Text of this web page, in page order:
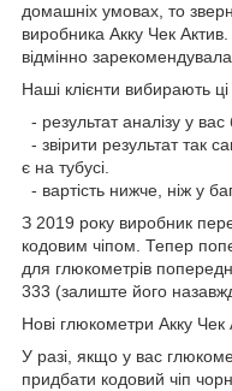
домашніх умовах, то
виробника Акку Чек
відмінно
Наші клієнти вибирають
- результат аналізу у
- звірити результат так
є на тубусі.
- вартість нижче, ніж у
З 2019 року виробник
кодовим чіпом. Тепер
для глюкометрів
333 (залиште його
Нові глюкометри Акку Чек
У разі, якщо у вас
придбати кодовий чіп